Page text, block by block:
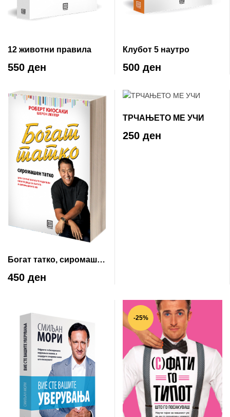
12 животни правила
550 ден
Клубот 5 наутро
500 ден
Богат татко, сиромашен
татко
450 ден
ТРЧАЊЕТО МЕ УЧИ
250 ден
-25%